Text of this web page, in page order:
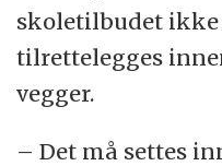
skoletilbudet
tilrettelegges
vegger.
– Det må settes